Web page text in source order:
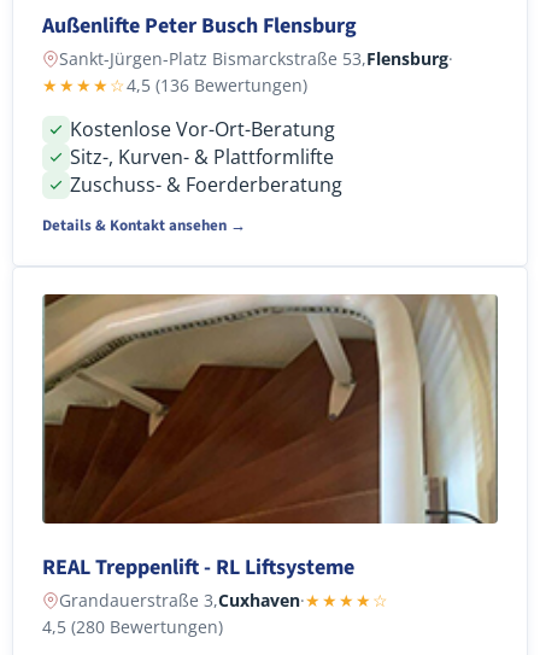
Außenlifte Peter Busch Flensburg
Sankt-Jürgen-Platz Bismarckstraße 53,Flensburg·
★★★★☆4,5 (136 Bewertungen)
Kostenlose Vor-Ort-Beratung
Sitz-, Kurven- & Plattformlifte
Zuschuss- & Foerderberatung
Details & Kontakt ansehen →
REAL Treppenlift - RL Liftsysteme
Grandauerstraße 3,Cuxhaven·★★★★☆
4,5 (280 Bewertungen)